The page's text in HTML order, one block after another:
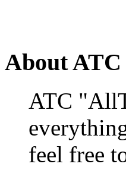
About ATC
ATC
feel free